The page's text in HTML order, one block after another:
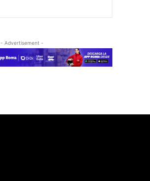
- Advertisement -